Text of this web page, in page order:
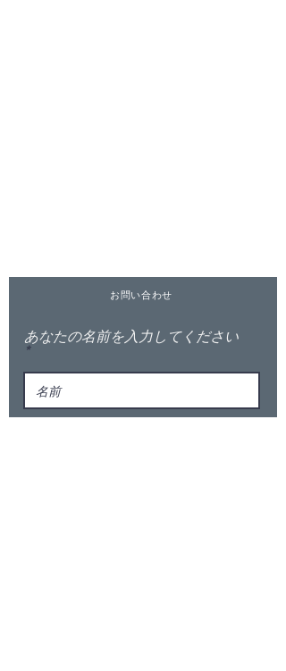
お問い合わせ
あなたの名前を入力してください